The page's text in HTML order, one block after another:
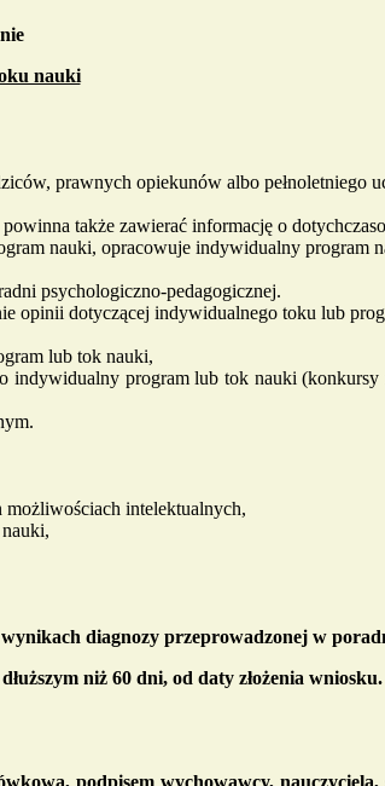
nauki
prawnych opiekunów albo pełnoletniego
także zawierać informację o
nauki, opracowuje indywidualny program
psychologiczno-pedagogicznej.
opinii dotyczącej indywidualnego toku lub
lub tok nauki,
indywidualny program lub tok nauki
intelektualnych,
diagnozy przeprowadzonej w
niż 60 dni, od daty złożenia wniosku.
podpisem wychowawcy,